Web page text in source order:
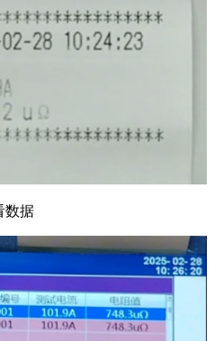
数据